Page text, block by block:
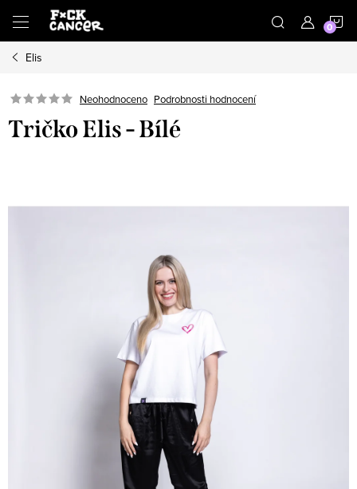
obsah
Elis
Neohodnoceno Podrobnosti hodnocení
Tričko Elis - Bílé